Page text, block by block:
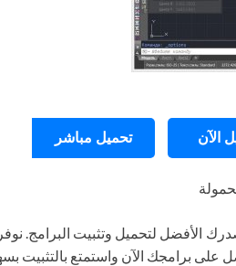
الآن تحميل مباشر
الأفضل لتحميل وتثبيت البرامج.
على برامجك الآن واستمتع بالتثبيت